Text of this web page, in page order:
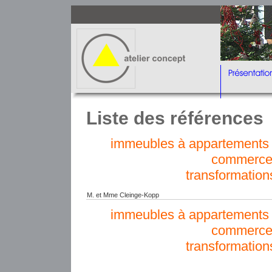
Liste des références
immeubles à
M. et Mme Cleinge-Kopp
immeubles à